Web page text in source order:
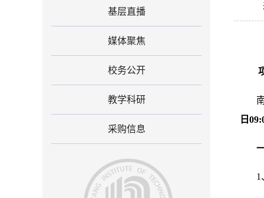
基层直播
媒体聚焦
校务公开
教学科研
采购信息
日
1